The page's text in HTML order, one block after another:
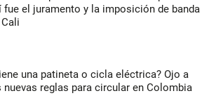
fue el juramento y la imposición de banda
una patineta o cicla eléctrica? Ojo a
nuevas reglas para circular en Colombia